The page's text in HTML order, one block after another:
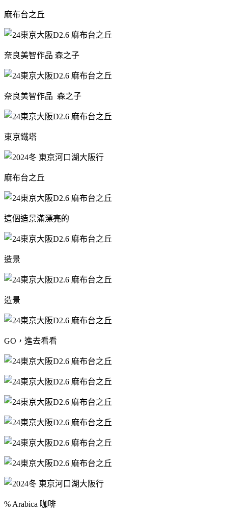
麻布台之丘
奈良美智作品 森之子
奈良美智作品 森之子
東京鐵塔
麻布台之丘
這個造景滿漂亮的
造景
造景
GO，進去看看
% Arabica 咖啡